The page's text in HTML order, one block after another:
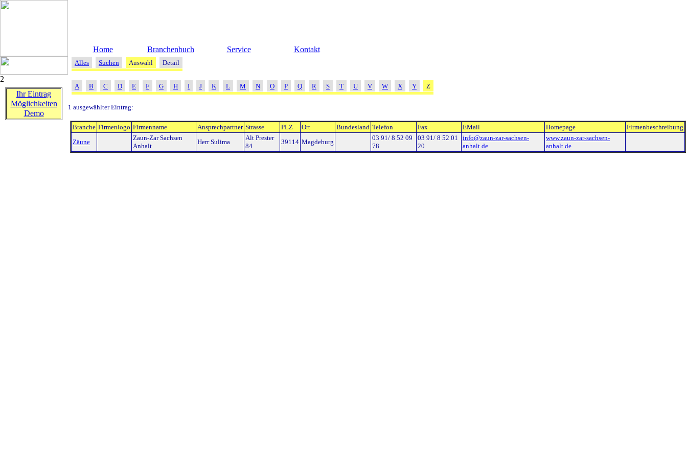
Home Branchenbuch Service Kontakt
2
Ihr Eintrag
Möglichkeiten
Demo
Alles Suchen Auswahl Detail
A B C D E F G H I J K L M N O P Q R S T U V W X Y Z
1 ausgewählter Eintrag:
Branche Firmenlogo Firmenname Ansprechpartner Strasse PLZ Ort Bundesland Telefon Fax EMail Homepage
Firmenbeschreibung
Zäune
Zaun-Zar Sachsen
Anhalt
Herr Sulima
Alt Prester
84
39114 Magdeburg
03 91/ 8 52 09
78
03 91/ 8 52 01
20
info@zaun-zar-sachsen-
anhalt.de
www.zaun-zar-sachsen-
anhalt.de